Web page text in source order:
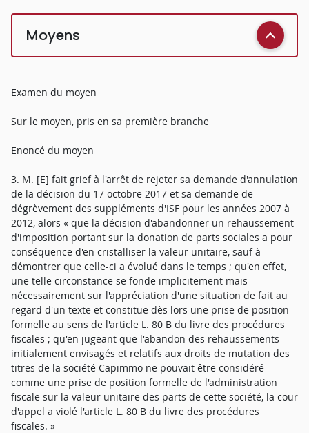
Moyens
Examen du moyen
Sur le moyen, pris en sa première branche
Enoncé du moyen
3. M. [E] fait grief à l'arrêt de rejeter sa demande d'annulation
de la décision du 17 octobre 2017 et sa demande de
dégrèvement des suppléments d'ISF pour les années 2007 à
2012, alors « que la décision d'abandonner un rehaussement
d'imposition portant sur la donation de parts sociales a pour
conséquence d'en cristalliser la valeur unitaire, sauf à
démontrer que celle-ci a évolué dans le temps ; qu'en effet,
une telle circonstance se fonde implicitement mais
nécessairement sur l'appréciation d'une situation de fait au
regard d'un texte et constitue dès lors une prise de position
formelle au sens de l'article L. 80 B du livre des procédures
fiscales ; qu'en jugeant que l'abandon des rehaussements
initialement envisagés et relatifs aux droits de mutation des
titres de la société Capimmo ne pouvait être considéré
comme une prise de position formelle de l'administration
fiscale sur la valeur unitaire des parts de cette société, la cour
d'appel a violé l'article L. 80 B du livre des procédures
fiscales. »